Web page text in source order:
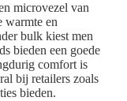
microvezel van
en
bulk kiest men
bieden een goede
comfort is
bij retailers zoals
bieden.